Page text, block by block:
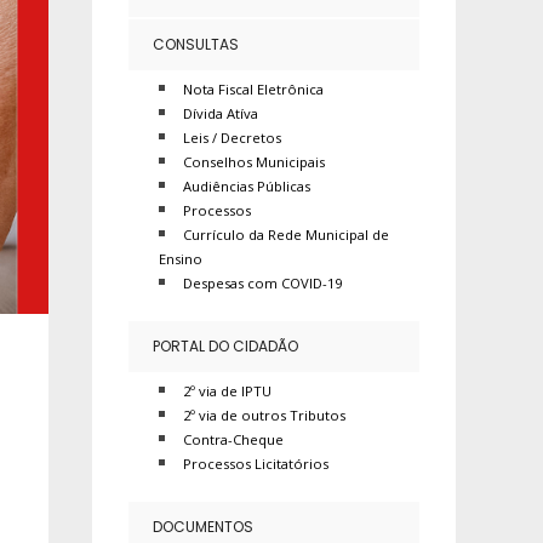
CONSULTAS
Nota Fiscal Eletrônica
Dívida Atíva
Leis / Decretos
Conselhos Municipais
Audiências Públicas
Processos
Currículo da Rede Municipal de
Ensino
Despesas com COVID-19
PORTAL DO CIDADÃO
2º via de IPTU
2º via de outros Tributos
Contra-Cheque
Processos Licitatórios
DOCUMENTOS